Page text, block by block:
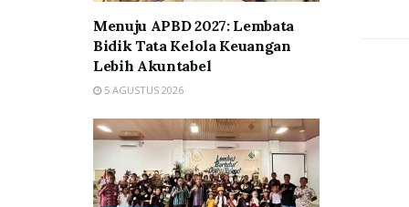
Menuju APBD 2027: Lembata
Bidik Tata Kelola Keuangan
Lebih Akuntabel
5 AGUSTUS 2026